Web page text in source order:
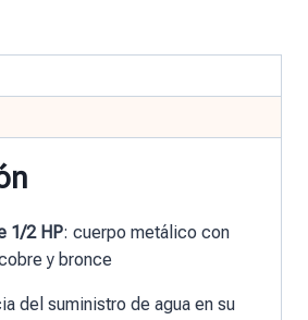
1/2 HP: cuerpo metálico con
y bronce
del suministro de agua en su